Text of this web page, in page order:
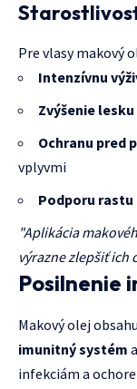
Pre vlasy makový
Intenzívnu
Zvýšenie lesku
Ochranu pred
vplyvmi
Podporu rastu
"Aplikácia
výrazne zlepšiť ich
Posilnenie
Makový olej
imunitný systém
infekciám a